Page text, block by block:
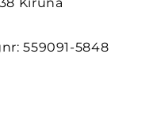
559091-5848